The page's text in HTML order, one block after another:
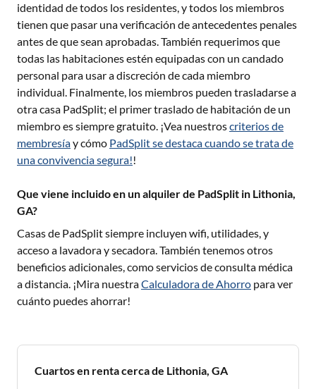
identidad de todos los residentes, y todos los miembros
tienen que pasar una verificación de antecedentes penales
antes de que sean aprobadas. También requerimos que
todas las habitaciones estén equipadas con un candado
personal para usar a discreción de cada miembro
individual. Finalmente, los miembros pueden trasladarse a
otra casa PadSplit; el primer traslado de habitación de un
miembro es siempre gratuito. ¡Vea nuestroscriterios de
membresíay cómo PadSplit se destaca cuando se trata de
una convivencia segura!!
Que viene incluido en un alquiler de PadSplit in Lithonia,
GA?
Casas de PadSplit siempre incluyen wifi, utilidades, y
acceso a lavadora y secadora. También tenemos otros
beneficios adicionales, como servicios de consulta médica
a distancia. ¡Mira nuestraCalculadora de Ahorro para ver
cuánto puedes ahorrar!
Cuartos en renta cerca de Lithonia, GA